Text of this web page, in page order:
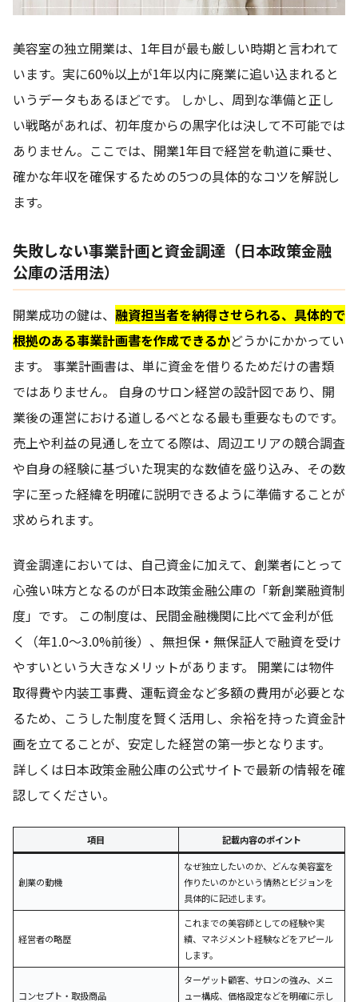
美容室の独立開業は、1年目が最も厳しい時期と言われて
います。実に60%以上が1年以内に廃業に追い込まれると
いうデータもあるほどです。 しかし、周到な準備と正し
い戦略があれば、初年度からの黒字化は決して不可能では
ありません。ここでは、開業1年目で経営を軌道に乗せ、
確かな年収を確保するための5つの具体的なコツを解説し
ます。
失敗しない事業計画と資金調達（日本政策金融
公庫の活用法）
開業成功の鍵は、 融資担当者を納得させられる、具体的で
根拠のある事業計画書を作成できるかどうかにかかってい
ます。 事業計画書は、単に資金を借りるためだけの書類
ではありません。 自身のサロン経営の設計図であり、開
業後の運営における道しるべとなる最も重要なものです。
売上や利益の見通しを立てる際は、周辺エリアの競合調査
や自身の経験に基づいた現実的な数値を盛り込み、その数
字に至った経緯を明確に説明できるように準備することが
求められます。
資金調達においては、自己資金に加えて、創業者にとって
心強い味方となるのが日本政策金融公庫の「新創業融資制
度」です。 この制度は、民間金融機関に比べて金利が低
く（年1.0〜3.0%前後）、無担保・無保証人で融資を受け
やすいという大きなメリットがあります。 開業には物件
取得費や内装工事費、運転資金など多額の費用が必要とな
るため、こうした制度を賢く活用し、余裕を持った資金計
画を立てることが、安定した経営の第一歩となります。
詳しくは日本政策金融公庫の公式サイトで最新の情報を確
認してください。
項目 記載内容のポイント
創業の動機
なぜ独立したいのか、どんな美容室を
作りたいのかという情熱とビジョンを
具体的に記述します。
経営者の略歴
これまでの美容師としての経験や実
績、マネジメント経験などをアピール
します。
コンセプト・取扱商品
ターゲット顧客、サロンの強み、メニ
ュー構成、価格設定などを明確に示し